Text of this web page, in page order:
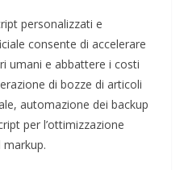
personalizzati e
consente di accelerare
umani e abbattere i costi
di bozze di articoli
automazione dei backup
per l’ottimizzazione